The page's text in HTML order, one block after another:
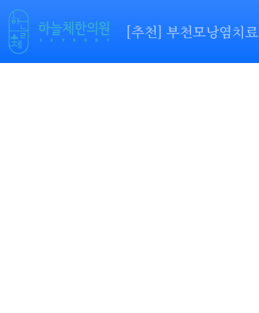
[추천] 부천모낭염치료